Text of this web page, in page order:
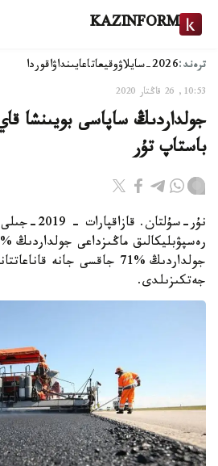
KAZINFORM
ترەند:2026-سايلاۋ وقيعاتاعايىنداۋاقوردا
10:53, 26 قاڭتار 2020
جولداردىڭ ساپاسى بويىنشا
باستاپ تۇر
نۇر-سۇلتان.
جولداردىڭ %71 جاقسى جانە
جەتكىزىلدى.